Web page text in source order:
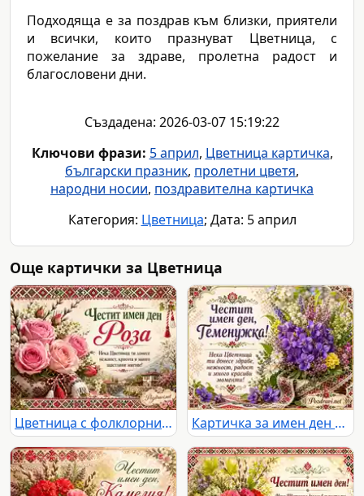
Подходяща е за поздрав към близки, приятели
и всички, които празнуват Цветница, с
пожелание за здраве, пролетна радост и
благословени дни.
Създадена: 2026-03-07 15:19:22
Ключови фрази: 5 април, Цветница картичка,
български празник, пролетни цветя,
народни носии, поздравителна картичка
Категория: Цветница; Дата: 5 април
Още картички за Цветница
Цветница с фолклорни мотиви, букет рози и нежен празничен надпис за имен ден Роза Картичка за имен ден на Теменужка с теменужки, пролетни цветя и български шевици